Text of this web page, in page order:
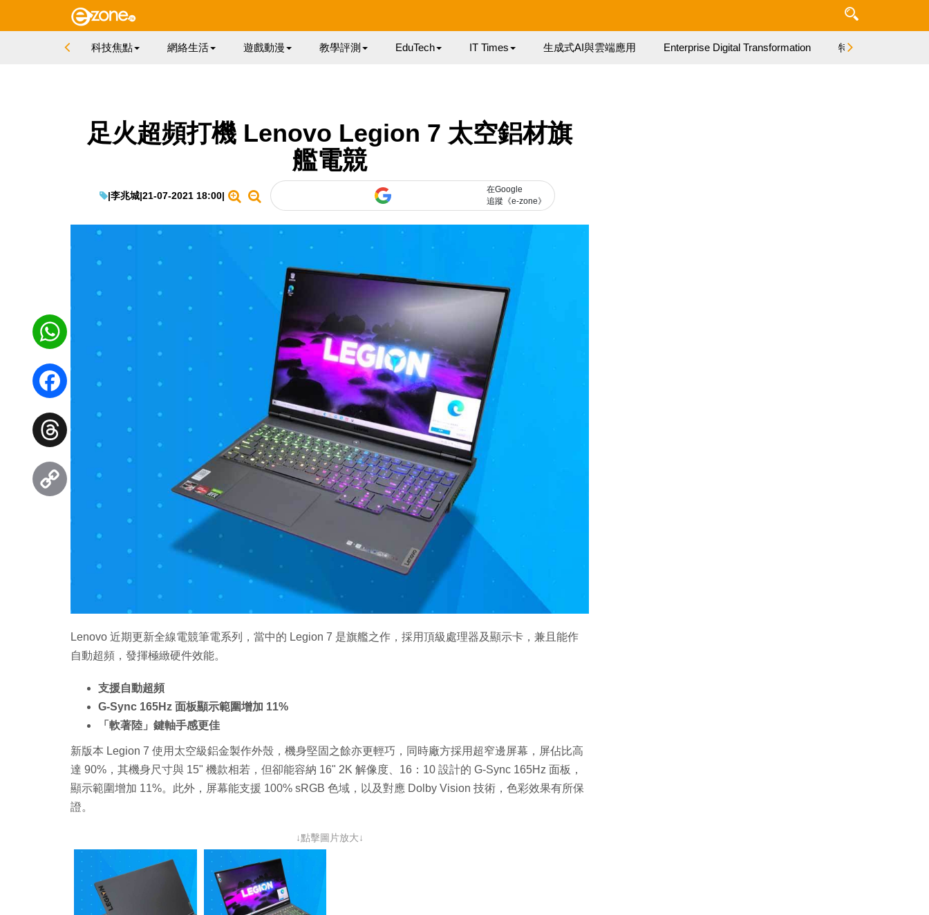
科技焦點 網絡生活 遊戲動漫 教學評測 EduTech IT Times 生成式AI與雲端應用 Enterprise Digital Transformation 特集
足火超頻打機 Lenovo Legion 7 太空鋁材旗
艦電競
|李兆城|21-07-2021 18:00|
在Google
追蹤《e-zone》
Lenovo 近期更新全線電競筆電系列，當中的 Legion 7 是旗艦之作，採用頂級處理器及顯示卡，兼且能作
自動超頻，發揮極緻硬件效能。
支援自動超頻
G-Sync 165Hz 面板顯示範圍增加 11%
「軟著陸」鍵軸手感更佳
新版本 Legion 7 使用太空級鋁金製作外殼，機身堅固之餘亦更輕巧，同時廠方採用超窄邊屏幕，屏佔比高
達 90%，其機身尺寸與 15" 機款相若，但卻能容納 16" 2K 解像度、16：10 設計的 G-Sync 165Hz 面板，
顯示範圍增加 11%。此外，屏幕能支援 100% sRGB 色域，以及對應 Dolby Vision 技術，色彩效果有所保
證。
↓點擊圖片放大↓
WhatsApp
Facebook
Threads
Copy